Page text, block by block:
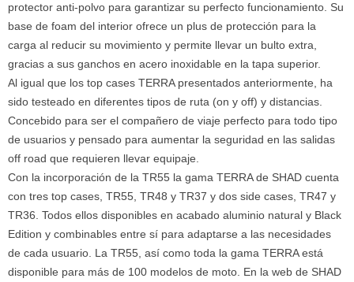
protector anti-polvo para garantizar su perfecto funcionamiento. Su
base de foam del interior ofrece un plus de protección para la
carga al reducir su movimiento y permite llevar un bulto extra,
gracias a sus ganchos en acero inoxidable en la tapa superior.
Al igual que los top cases TERRA presentados anteriormente, ha
sido testeado en diferentes tipos de ruta (on y off) y distancias.
Concebido para ser el compañero de viaje perfecto para todo tipo
de usuarios y pensado para aumentar la seguridad en las salidas
off road que requieren llevar equipaje.
Con la incorporación de la TR55 la gama TERRA de SHAD cuenta
con tres top cases, TR55, TR48 y TR37 y dos side cases, TR47 y
TR36. Todos ellos disponibles en acabado aluminio natural y Black
Edition y combinables entre sí para adaptarse a las necesidades
de cada usuario. La TR55, así como toda la gama TERRA está
disponible para más de 100 modelos de moto. En la web de SHAD